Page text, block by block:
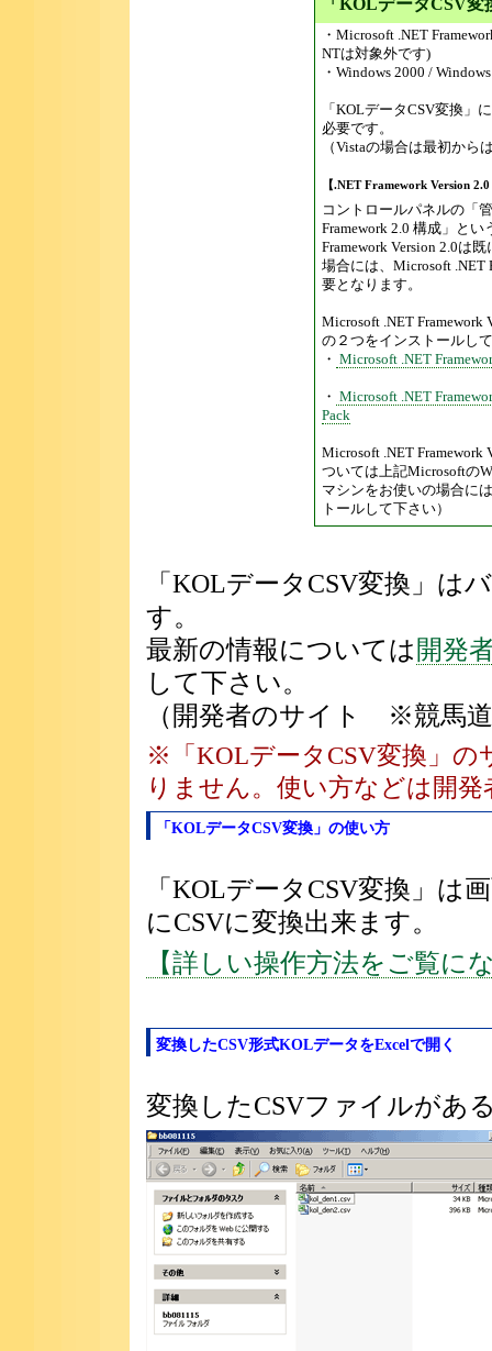
「KOLデータCSV
・Microsoft .NET
NTは対象外です)
・Windows 2000 /
「KOLデータCSV変換」
必要です。
（Vistaの場合は最初から
【.NET Framework Version
コントロールパネルの「
Framework 2.0 構成」と
Framework Version 2.0は
場合には、Microsoft .NET
要となります。
Microsoft .NET Framework
の２つをインストールし
・ Microsoft .NET
・ Microsoft .NET
Pack
Microsoft .NET Framework
ついては上記Microsoftの
マシンをお使いの場合に
トールして下さい）
「KOLデータCSV変換」は
す。
最新の情報については 開発
して下さい。
（開発者のサイト ※競馬
※「KOLデータCSV変換」の
りません。使い方などは開
「KOLデータCSV変換」の使い方
「KOLデータCSV変換」は
にCSVに変換出来ます。
【詳しい操作方法をご覧に
変換したCSV形式KOLデータをExcelで開く
変換したCSVファイルがあ